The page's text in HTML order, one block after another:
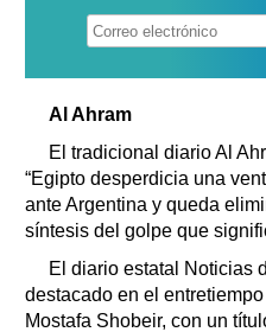
Al Ahram
El tradicional diario Al
“Egipto desperdicia una
ante Argentina y queda
síntesis del golpe que
El diario estatal Noticias
destacado en el
Mostafa Shobeir, con un